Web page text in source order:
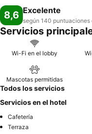
8,6 Excelente
según 140 puntuaciones
Servicios
Wi-Fi en el lobby
Mascotas permitidas
Todos los servicios
Servicios en el hotel
Cafetería
Terraza